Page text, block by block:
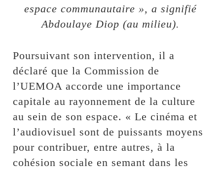
espace communautaire », a signifié
Abdoulaye Diop (au milieu).
Poursuivant son intervention, il a
déclaré que la Commission de
l’UEMOA accorde une importance
capitale au rayonnement de la culture
au sein de son espace. « Le cinéma et
l’audiovisuel sont de puissants moyens
pour contribuer, entre autres, à la
cohésion sociale en semant dans les